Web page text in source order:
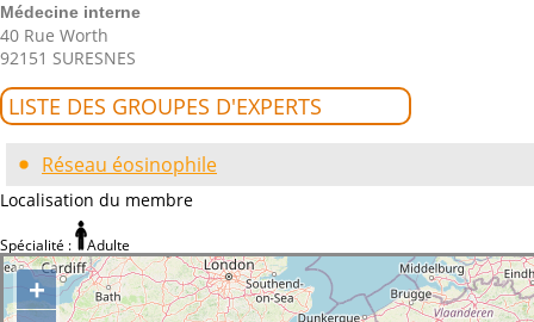
Médecine interne
40 Rue Worth
92151 SURESNES
LISTE DES GROUPES D'EXPERTS
Réseau éosinophile
Localisation du membre
Spécialité : Adulte
+